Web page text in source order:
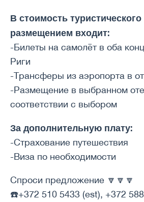
В стоимость туристического
размещением входит:
-Билеты на самолёт в оба
Риги
-Трансферы из аэропорта в
-Размещение в выбранном
соответствии с выбором
За дополнительную плату:
-Страхование путешествия
-Виза по необходимости
Спроси предложение 🔽🔽🔽
☎️+372 510 5433 (est), +372